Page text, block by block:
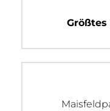
Previous
Größtes
Next